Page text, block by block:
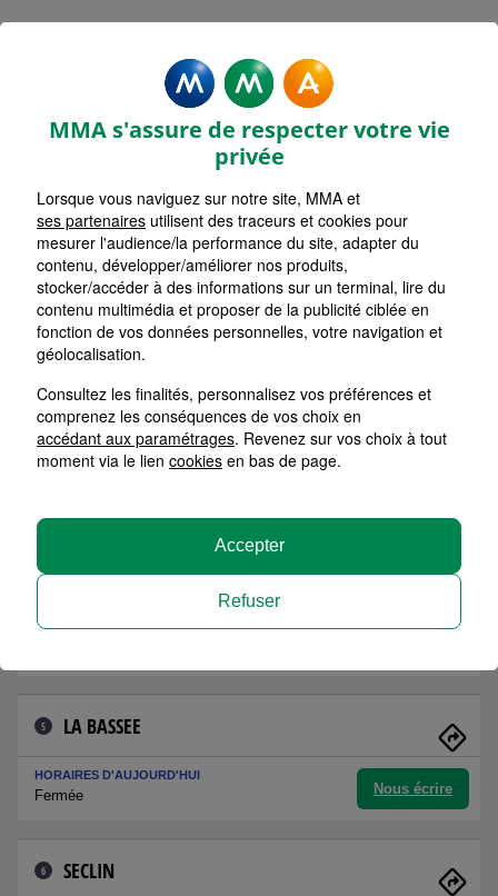
Rechercher une agence par code postal ou ville
Commencez à taper pour voir les suggestions de
Aucune suggestion disponible
LISTE AGENCES
HORAIRES D'AUJOURD'HUI
Fermée
2 HENIN BEAUMONT
HORAIRES D'AUJOURD'HUI
Fermée
3 CARVIN
LIEVIN
HORAIRES D'AUJOURD'HUI
5 LA BASSEE
HORAIRES D'AUJOURD'HUI
Fermée Nous écrire
6 SECLIN
MMA s'assure de respecter votre vie
privée
Lorsque vous naviguez sur notre site, MMA et
ses partenaires utilisent des traceurs et cookies pour
mesurer l'audience/la performance du site, adapter du
contenu, développer/améliorer nos produits,
stocker/accéder à des informations sur un terminal, lire du
contenu multimédia et proposer de la publicité ciblée en
fonction de vos données personnelles, votre navigation et
géolocalisation.
Consultez les finalités, personnalisez vos préférences et
comprenez les conséquences de vos choix en
accédant aux paramétrages. Revenez sur vos choix à tout
moment via le lien cookies en bas de page.
Refuser
Accepter